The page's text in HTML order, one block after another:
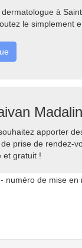
à
le simplement
apporter
prise de rendez-
et gratuit !
numéro de mise en